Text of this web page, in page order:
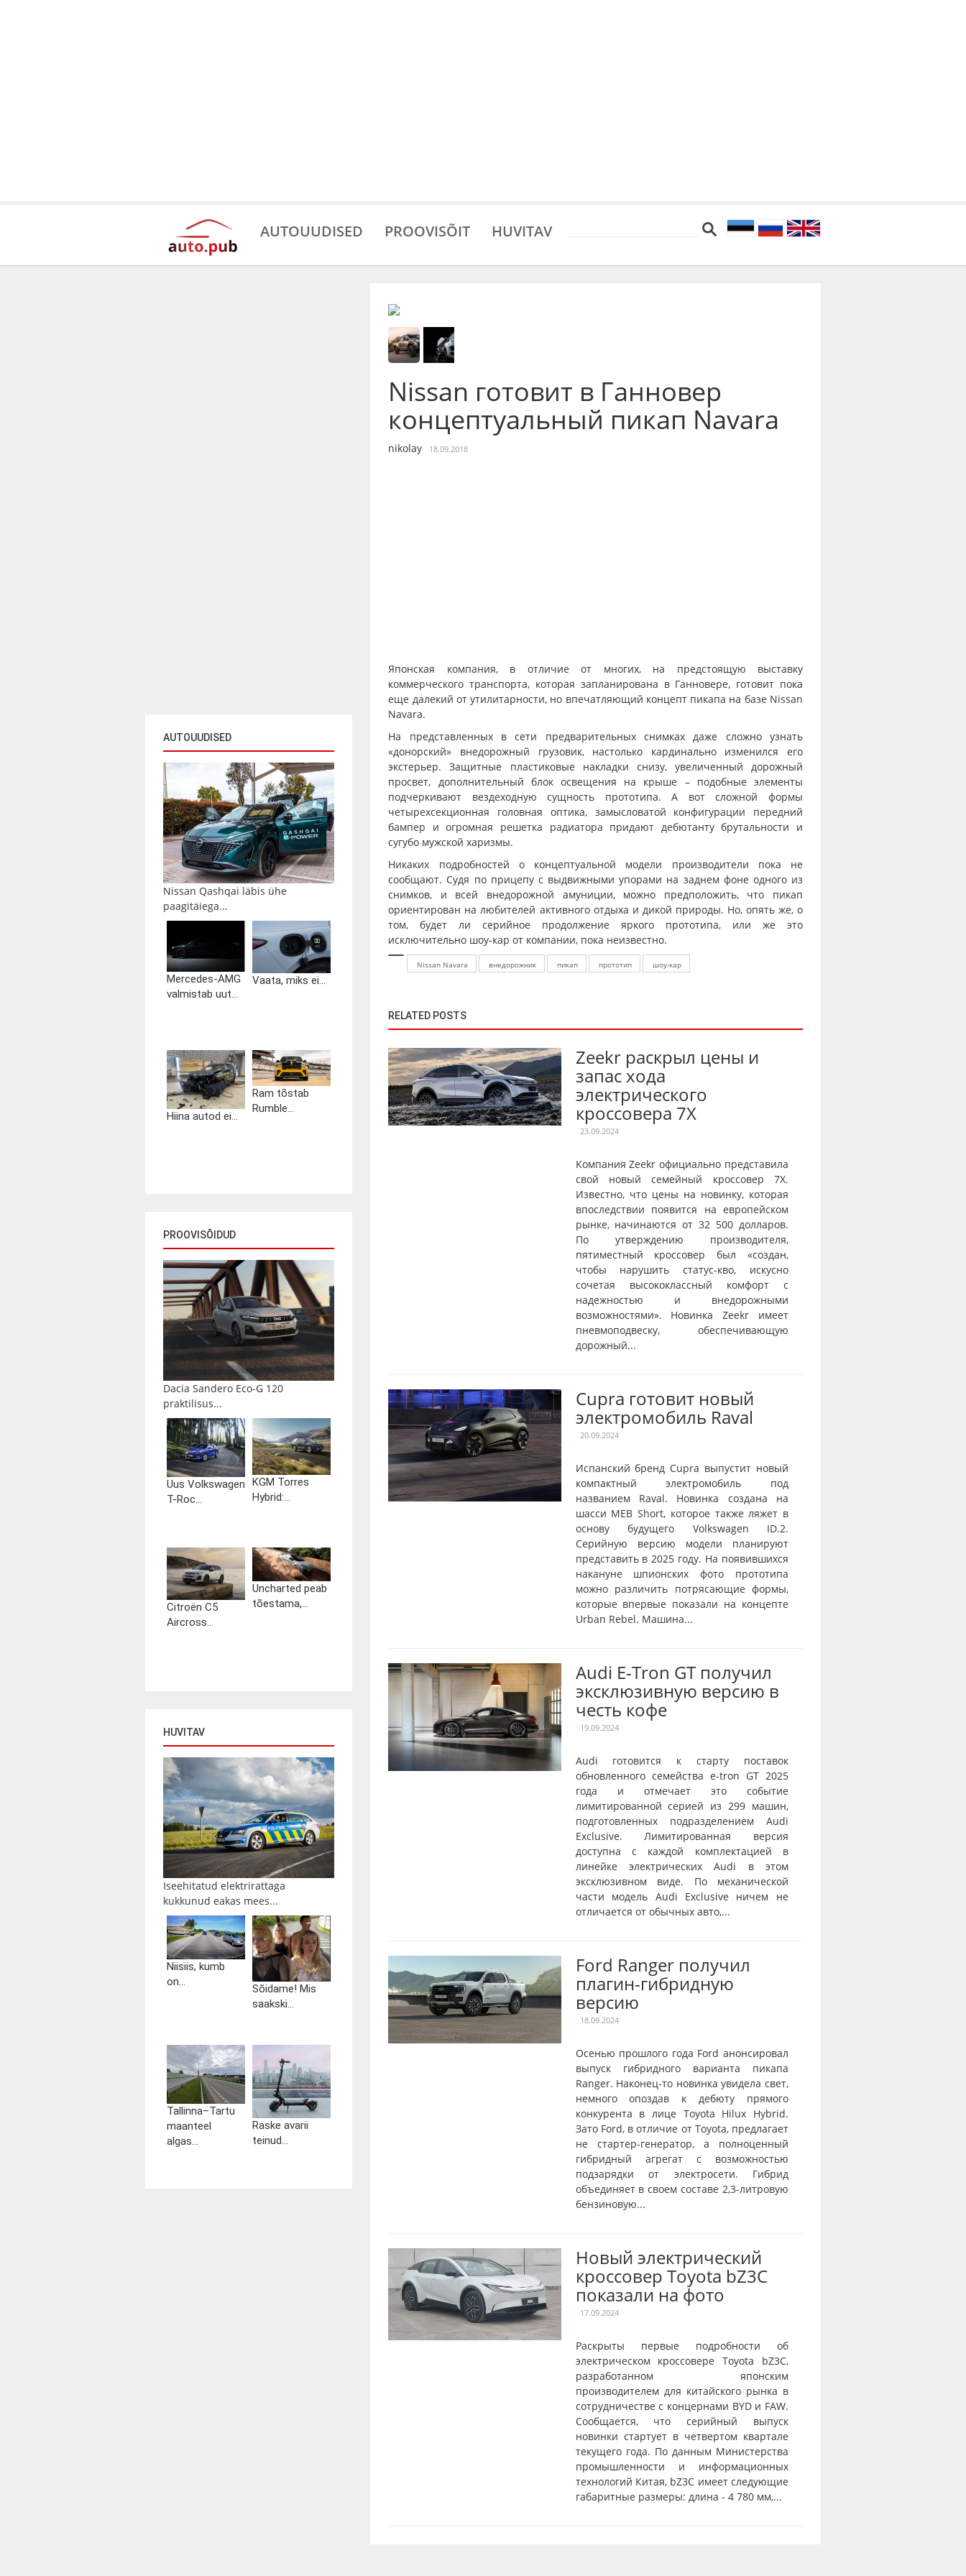
AUTOUUDISED PROOVISÕIT HUVITAV
AUTOUUDISED
Nissan Qashqai läbis ühe
paagitäiega...
Mercedes-AMG
valmistab uut...
Vaata, miks ei...
Hiina autod ei...
Ram tõstab
Rumble...
PROOVISÕIDUD
Dacia Sandero Eco-G 120
praktilisus...
Uus Volkswagen
T-Roc...
KGM Torres
Hybrid:...
Citroën C5
Aircross...
Uncharted peab
tõestama,...
HUVITAV
Iseehitatud elektrirattaga
kukkunud eakas mees...
Niisiis, kumb
on...
Sõidame! Mis
saakski...
Tallinna–Tartu
maanteel
algas...
Raske avarii
teinud...
Nissan готовит в Ганновер
концептуальный пикап Navara
nikolay 18.09.2018
Японская компания, в отличие от многих, на предстоящую выставку
коммерческого транспорта, которая запланирована в Ганновере, готовит пока
еще далекий от утилитарности, но впечатляющий концепт пикапа на базе Nissan
Navara.
На представленных в сети предварительных снимках даже сложно узнать
«донорский» внедорожный грузовик, настолько кардинально изменился его
экстерьер. Защитные пластиковые накладки снизу, увеличенный дорожный
просвет, дополнительный блок освещения на крыше – подобные элементы
подчеркивают вездеходную сущность прототипа. А вот сложной формы
четырехсекционная головная оптика, замысловатой конфигурации передний
бампер и огромная решетка радиатора придают дебютанту брутальности и
сугубо мужской харизмы.
Никаких подробностей о концептуальной модели производители пока не
сообщают. Судя по прицепу с выдвижными упорами на заднем фоне одного из
снимков, и всей внедорожной амуниции, можно предположить, что пикап
ориентирован на любителей активного отдыха и дикой природы. Но, опять же, о
том, будет ли серийное продолжение яркого прототипа, или же это
исключительно шоу-кар от компании, пока неизвестно.
Nissan Navara внедорожник пикап прототип шоу-кар
RELATED POSTS
Zeekr раскрыл цены и
запас хода
электрического
кроссовера 7X
23.09.2024
Компания Zeekr официально представила
свой новый семейный кроссовер 7X.
Известно, что цены на новинку, которая
впоследствии появится на европейском
рынке, начинаются от 32 500 долларов.
По утверждению производителя,
пятиместный кроссовер был «создан,
чтобы нарушить статус-кво, искусно
сочетая высококлассный комфорт с
надежностью и внедорожными
возможностями». Новинка Zeekr имеет
пневмоподвеску, обеспечивающую
дорожный...
Cupra готовит новый
электромобиль Raval
20.09.2024
Испанский бренд Cupra выпустит новый
компактный электромобиль под
названием Raval. Новинка создана на
шасси MEB Short, которое также ляжет в
основу будущего Volkswagen ID.2.
Серийную версию модели планируют
представить в 2025 году. На появившихся
накануне шпионских фото прототипа
можно различить потрясающие формы,
которые впервые показали на концепте
Urban Rebel. Машина...
Audi E-Tron GT получил
эксклюзивную версию в
честь кофе
19.09.2024
Audi готовится к старту поставок
обновленного семейства e-tron GT 2025
года и отмечает это событие
лимитированной серией из 299 машин,
подготовленных подразделением Audi
Exclusive. Лимитированная версия
доступна с каждой комплектацией в
линейке электрических Audi в этом
эксклюзивном виде. По механической
части модель Audi Exclusive ничем не
отличается от обычных авто,...
Ford Ranger получил
плагин-гибридную
версию
18.09.2024
Осенью прошлого года Ford анонсировал
выпуск гибридного варианта пикапа
Ranger. Наконец-то новинка увидела свет,
немного опоздав к дебюту прямого
конкурента в лице Toyota Hilux Hybrid.
Зато Ford, в отличие от Toyota, предлагает
не стартер-генератор, а полноценный
гибридный агрегат с возможностью
подзарядки от электросети. Гибрид
объединяет в своем составе 2,3-литровую
бензиновую...
Новый электрический
кроссовер Toyota bZ3C
показали на фото
17.09.2024
Раскрыты первые подробности об
электрическом кроссовере Toyota bZ3C,
разработанном японским
производителем для китайского рынка в
сотрудничестве с концернами BYD и FAW.
Сообщается, что серийный выпуск
новинки стартует в четвертом квартале
текущего года. По данным Министерства
промышленности и информационных
технологий Китая, bZ3C имеет следующие
габаритные размеры: длина - 4 780 мм,...